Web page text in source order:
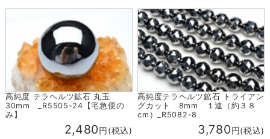
高純度 テラヘルツ鉱石 丸玉
30mm _R5505-24【宅急便の
み】
2,480円(税込)
高純度テラヘルツ鉱石 トライアン
グカット 8mm １連（約３８
cm）_R5082-8
3,780円(税込)